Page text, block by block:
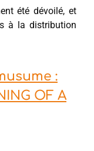
été dévoilé, et
à la distribution
:
OF A